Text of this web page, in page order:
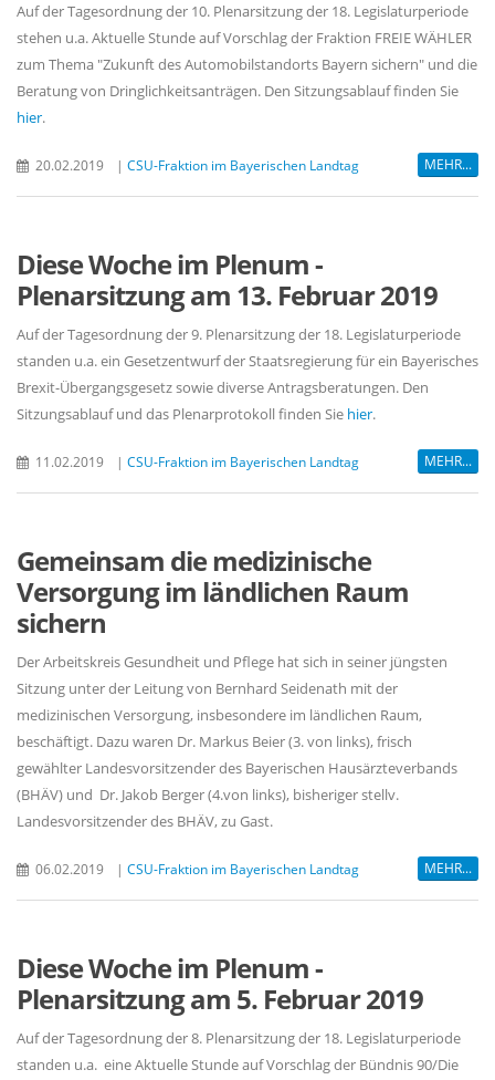
Auf der Tagesordnung der 10. Plenarsitzung der 18. Legislaturperiode
stehen u.a. Aktuelle Stunde auf Vorschlag der Fraktion FREIE WÄHLER
zum Thema "Zukunft des Automobilstandorts Bayern sichern" und die
Beratung von Dringlichkeitsanträgen. Den Sitzungsablauf finden Sie
hier.
20.02.2019 | CSU-Fraktion im Bayerischen Landtag MEHR...
Diese Woche im Plenum -
Plenarsitzung am 13. Februar 2019
Auf der Tagesordnung der 9. Plenarsitzung der 18. Legislaturperiode
standen u.a. ein Gesetzentwurf der Staatsregierung für ein Bayerisches
Brexit-Übergangsgesetz sowie diverse Antragsberatungen. Den
Sitzungsablauf und das Plenarprotokoll finden Sie hier.
11.02.2019 | CSU-Fraktion im Bayerischen Landtag MEHR...
Gemeinsam die medizinische
Versorgung im ländlichen Raum
sichern
Der Arbeitskreis Gesundheit und Pflege hat sich in seiner jüngsten
Sitzung unter der Leitung von Bernhard Seidenath mit der
medizinischen Versorgung, insbesondere im ländlichen Raum,
beschäftigt. Dazu waren Dr. Markus Beier (3. von links), frisch
gewählter Landesvorsitzender des Bayerischen Hausärzteverbands
(BHÄV) und Dr. Jakob Berger (4.von links), bisheriger stellv.
Landesvorsitzender des BHÄV, zu Gast.
06.02.2019 | CSU-Fraktion im Bayerischen Landtag MEHR...
Diese Woche im Plenum -
Plenarsitzung am 5. Februar 2019
Auf der Tagesordnung der 8. Plenarsitzung der 18. Legislaturperiode
standen u.a. eine Aktuelle Stunde auf Vorschlag der Bündnis 90/Die